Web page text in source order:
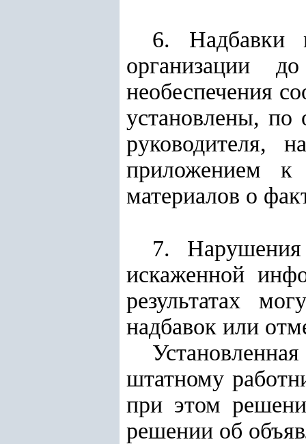
6. Надбавки
организации
необеспечения
установлены, по
руководителя,
приложением к
материалов о
7. Нарушения
искаженной
результатах
надбавок или
штатному
при этом
решении об